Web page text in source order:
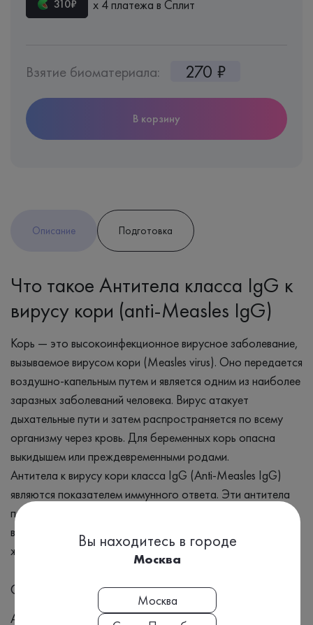
310₽ х 4 платежа в Сплит
Взятие биоматериала: 270 ₽
В корзину
Описание Подготовка
Что такое Антитела класса IgG к
вирусу кори (anti-Measles IgG)
Корь — это высокоинфекционное вирусное заболевание,
вызываемое вирусом кори (Measles virus). Оно передается
воздушно-капельным путем и является одним из наиболее
заразных заболеваний человека. Вирус атакует
дыхательные пути и затем распространяется по всему
организму через кровь. Для беременных корь опасна
выкидышем или преждевременными родами.
Антитела к вирусу кори класса IgG (Anti-Measles IgG)
являются показателем иммунного ответа. Эти антитела
появляются в крови после перенесенной инфекции или
вакцинации и остаются в организме на протяжении всей
жизни, обеспечивая длительный иммунитет.
Синонимы
Антитела класса IgG к Measles Virus, Возбудитель кори,
Вы находитесь в городе
Москва
Москва